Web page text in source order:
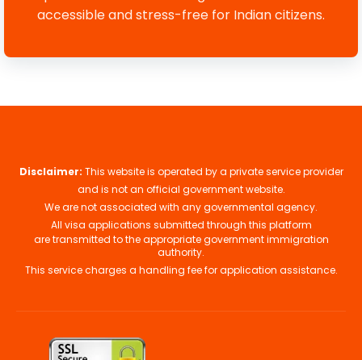
accessible and stress-free for Indian citizens.